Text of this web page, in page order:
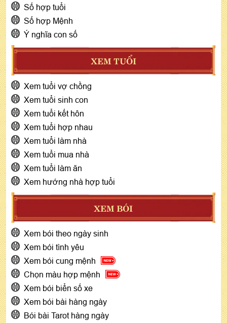
Số hợp tuổi
Số hợp Mệnh
Ý nghĩa con số
XEM TUỔI
Xem tuổi vợ chồng
Xem tuổi sinh con
Xem tuổi kết hôn
Xem tuổi hợp nhau
Xem tuổi làm nhà
Xem tuổi mua nhà
Xem tuổi làm ăn
Xem hướng nhà hợp tuổi
XEM BÓI
Xem bói theo ngày sinh
Xem bói tình yêu
Xem bói cung mệnh
Chọn màu hợp mệnh
Xem bói biển số xe
Xem bói bài hàng ngày
Bói bài Tarot hàng ngày